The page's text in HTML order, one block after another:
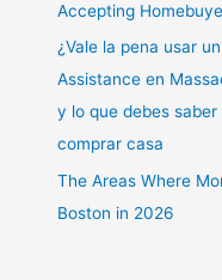
Accepting
¿Vale la pena usar
Assistance en
y lo que debes
comprar casa
The Areas Where
Boston in 2026